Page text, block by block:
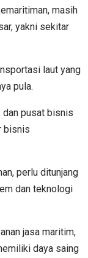
masih
yakni sekitar
laut yang
pula.
dan pusat bisnis
bisnis
perlu ditunjang
dan teknologi
jasa maritim,
daya saing